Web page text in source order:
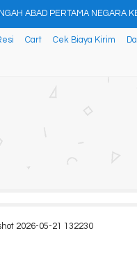
ABAD PERTAMA NEGARA
Tohardi (MPKT)
Research, Education and
DENGAN BERAT STENOSIS
DAN PLURALISME DI DUNIA
Cart Cek Biaya Kirim
2026-05-21 132230